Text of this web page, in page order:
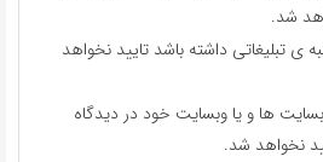
شد.
ی تبلیغاتی داشته باشد تایید نخواهد
ها و یا وبسایت خود در دیدگاه
نخواهد شد.